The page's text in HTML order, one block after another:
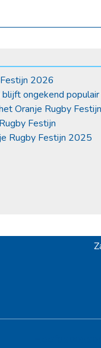
Festijn 2026
ongekend populair
Oranje Rugby Festijn
Festijn
Rugby Festijn 2025